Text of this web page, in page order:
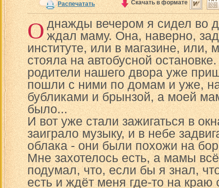
Распечатать Скачать в формате
Однажды вечером я сидел во
ждал маму. Она, наверно,
институте, или в магазине, или,
стояла на автобусной
родители нашего двора уже
пошли с ними по домам и уже,
бубликами и брынзой, а моей
было...
И вот уже стали зажигаться в
заиграло музыку, и в небе
облака - они были похожи на
Мне захотелось есть, а мамы
подумал, что, если бы я знал,
есть и ждёт меня где-то на краю